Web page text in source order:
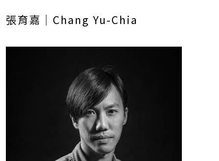
張育嘉｜Chang Yu-Chia